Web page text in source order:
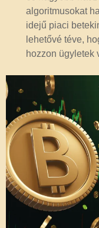
algoritmusokat
idejű piaci
lehetővé téve,
hozzon ügyletek